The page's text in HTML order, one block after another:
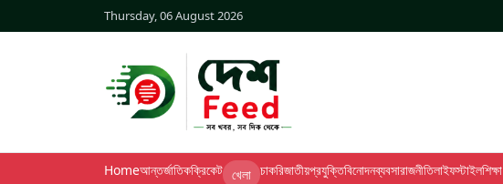
Thursday, 06 August 2026
Homeআন্তর্জাতিকক্রিকেট খেলা চাকরিজাতীয়প্রযুক্তিবিনোদনব্যবসারাজনীতিলাইফস্টাইলশিক্ষা